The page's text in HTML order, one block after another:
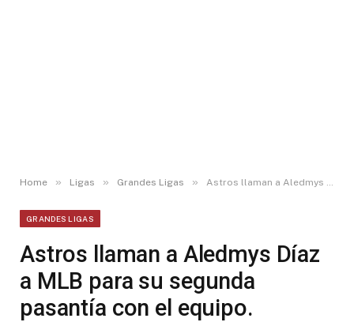
Home » Ligas » Grandes Ligas » Astros llaman a Aledmys Díaz a MLB para su segunda pasantía con el equipo.
GRANDES LIGAS
Astros llaman a Aledmys Díaz
a MLB para su segunda
pasantía con el equipo.